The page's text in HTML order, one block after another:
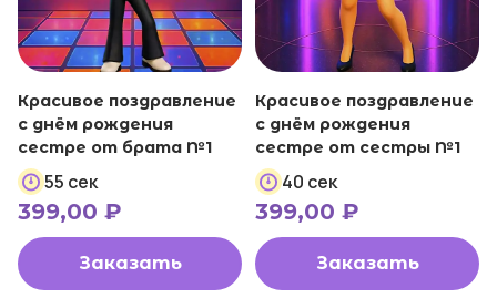
Красивое поздравление
с днём рождения
сестре от брата №1
55 сек
399,00 ₽
Заказать
Красивое поздравление
с днём рождения
сестре от сестры №1
40 сек
399,00 ₽
Заказать